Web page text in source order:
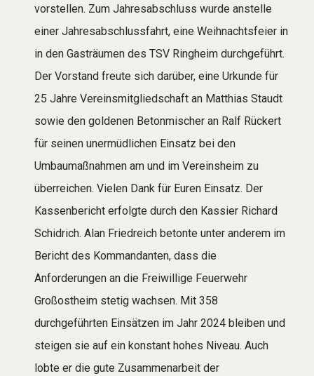
vorstellen. Zum Jahresabschluss wurde anstelle
einer Jahresabschlussfahrt, eine Weihnachtsfeier in
in den Gasträumen des TSV Ringheim durchgeführt.
Der Vorstand freute sich darüber, eine Urkunde für
25 Jahre Vereinsmitgliedschaft an Matthias Staudt
sowie den goldenen Betonmischer an Ralf Rückert
für seinen unermüdlichen Einsatz bei den
Umbaumaßnahmen am und im Vereinsheim zu
überreichen. Vielen Dank für Euren Einsatz. Der
Kassenbericht erfolgte durch den Kassier Richard
Schidrich. Alan Friedreich betonte unter anderem im
Bericht des Kommandanten, dass die
Anforderungen an die Freiwillige Feuerwehr
Großostheim stetig wachsen. Mit 358
durchgeführten Einsätzen im Jahr 2024 bleiben und
steigen sie auf ein konstant hohes Niveau. Auch
lobte er die gute Zusammenarbeit der